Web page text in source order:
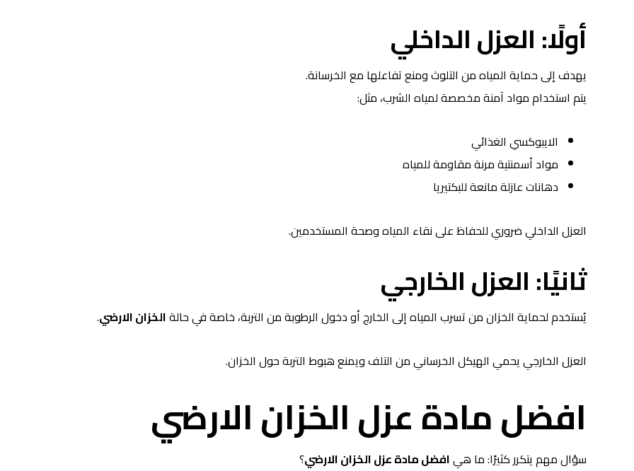
أولًا: العزل الداخلي
يهدف إلى حماية المياه من التلوث ومنع تفاعلها مع الخرسانة.
يتم استخدام مواد آمنة مخصصة لمياه الشرب، مثل:
الايبوكسي الغذائي
مواد أسمنتية مرنة مقاومة للمياه
دهانات عازلة مانعة للبكتيريا
العزل الداخلي ضروري للحفاظ على نقاء المياه وصحة المستخدمين.
ثانيًا: العزل الخارجي
يُستخدم لحماية الخزان من تسرب المياه إلى الخارج أو دخول الرطوبة من التربة، خاصة في حالةالخزان الارضي.
العزل الخارجي يحمي الهيكل الخرساني من التلف ويمنع هبوط التربة حول الخزان.
افضل مادة عزل الخزان الارضي
سؤال مهم يتكرر كثيرًا: ما هيافضل مادة عزل الخزان الارضي؟